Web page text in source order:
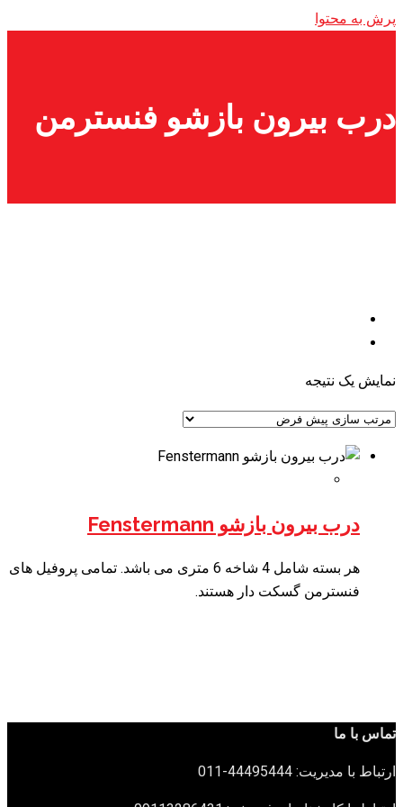
پرش به محتوا
درب بیرون بازشو فنسترمن
نمایش یک نتیجه
درب بیرون بازشو Fenstermann
هر بسته شامل 4 شاخه 6 متری می باشد. تمامی پروفیل های
فنسترمن گسکت دار هستند.
تماس با ما
ارتباط با مدیریت: 44495444-011